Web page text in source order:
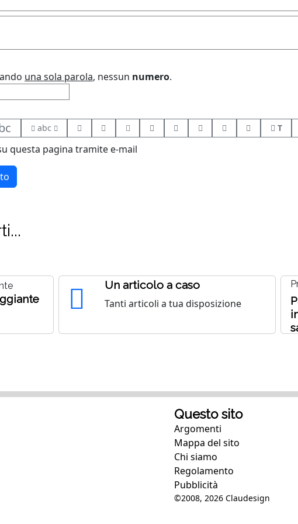
una sola parola, nessun numero.
abc T
questa pagina tramite e-mail
Un articolo a caso
Tanti articoli a tua disposizione
Questo sito
Argomenti
Mappa del sito
Chi siamo
Regolamento
Pubblicità
©2008, 2026 Claudesign